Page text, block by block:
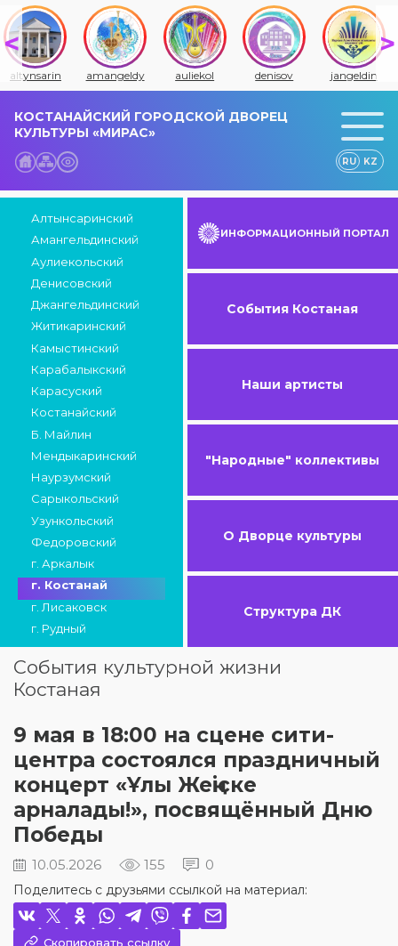
altynsarin amangeldy auliekol denisov jangeldin
КОСТАНАЙСКИЙ ГОРОДСКОЙ ДВОРЕЦ
КУЛЬТУРЫ «МИРАС»
RU KZ
Алтынсаринский
Амангельдинский
Аулиекольский
Денисовский
Джангельдинский
Житикаринский
Камыстинский
Карабалыкский
Карасуский
Костанайский
Б. Майлин
Мендыкаринский
Наурзумский
Сарыкольский
Узункольский
Федоровский
г. Аркалык
г. Костанай
г. Лисаковск
г. Рудный
ИНФОРМАЦИОННЫЙ ПОРТАЛ
События Костаная
Наши артисты
"Народные" коллективы
О Дворце культуры
Структура ДК
События культурной жизни
Костаная
9 мая в 18:00 на сцене сити-
центра состоялся праздничный
концерт «Ұлы Жеңіске
арналады!», посвящённый Дню
Победы
10.05.2026 155 0
Поделитесь с друзьями ссылкой на материал:
Скопировать ссылку